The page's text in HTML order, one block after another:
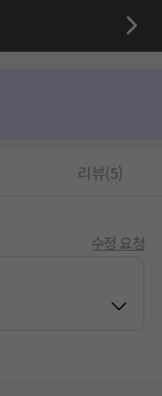
리뷰(5)
수정 요청